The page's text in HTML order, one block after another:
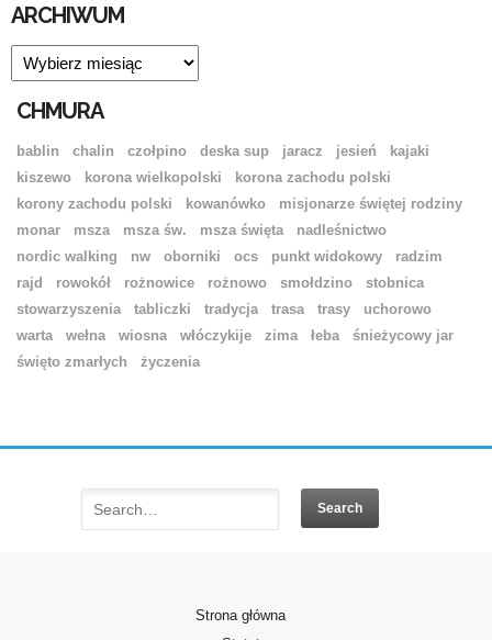
ARCHIWUM
ARCHIWUM
CHMURA
bablin chalin czołpino deska sup jaracz jesień
kajaki
kiszewo
korona wielkopolski
korona zachodu polski
korony zachodu polski
kowanówko
misjonarze świętej rodziny
monar
msza msza św. msza święta
nadleśnictwo
nordic walking
nw oborniki ocs punkt widokowy
radzim
rajd
rowokół rożnowice rożnowo smołdzino
stobnica
stowarzyszenia
tabliczki tradycja trasa trasy
uchorowo
warta
wełna wiosna włóczykije zima łeba
śnieżycowy jar
święto zmarłych
życzenia
Strona główna